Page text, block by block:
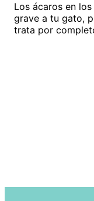
Los ácaros en
grave a tu gato,
trata por